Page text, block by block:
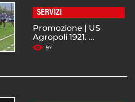
SERVIZI
Promozione | US
Agropoli 1921. ...
97